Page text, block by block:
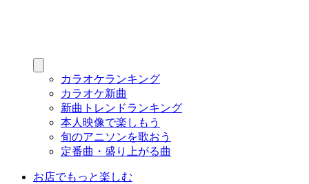
カラオケランキング
カラオケ新曲
新曲トレンドランキング
本人映像で楽しもう
旬のアニソンを歌おう
定番曲・盛り上がる曲
お店でもっと楽しむ